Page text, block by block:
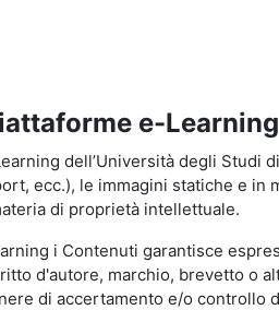
e-Learning
dell’Università degli
ecc.), le immagini statiche e
di proprietà intellettuale.
i Contenuti garantisce
d'autore, marchio, brevetto o
di accertamento e/o controllo